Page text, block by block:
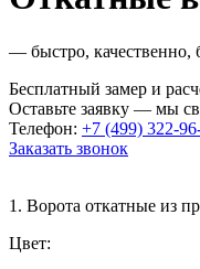
— быстро, качественно,
Бесплатный замер и
Оставьте заявку — мы
Телефон: +7 (499) 322-
Заказать звонок
1. Ворота откатные из
Цвет: